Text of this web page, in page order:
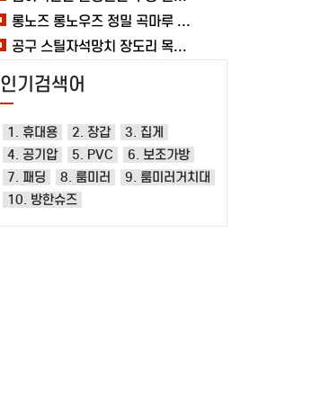
롱노즈 롱노우즈 정밀 곡마루 공구용품 작업 케이블 조립 여바라 공예 전선
공구 스틸자석망치 장도리 목공 쇠망치 캠핑 목수 가정용 빠루 여바라
인기검색어
1. 휴대용 2. 장갑
3. 집게
4. 공기압
5. PVC
6. 보조가방
7. 패딩
8. 룸미러
9. 룸미러거치대
10. 방한슈즈